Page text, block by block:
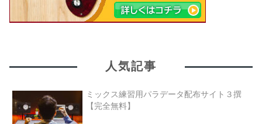
人気記事
ミックス練習用パラデータ配布サイト３撰
【完全無料】